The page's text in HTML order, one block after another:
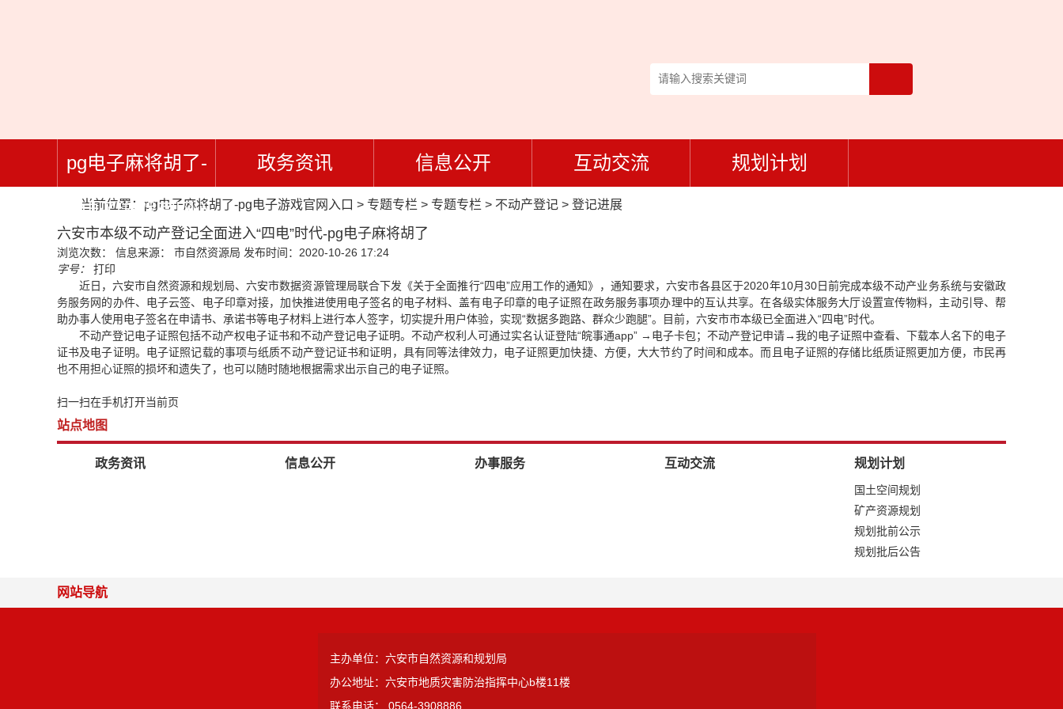
pg电子麻将胡了-
pg电子游戏官网入
口
政务资讯 信息公开 互动交流 规划计划
当前位置： pg电子麻将胡了-pg电子游戏官网入口 > 专题专栏 > 专题专栏 > 不动产登记 > 登记进展
六安市本级不动产登记全面进入“四电”时代-pg电子麻将胡了
浏览次数： 信息来源： 市自然资源局 发布时间：2020-10-26 17:24
字号：
打印
近日，六安市自然资源和规划局、六安市数据资源管理局联合下发 《关于全面推行“四电”应用工作的通知》
，通知要求，六安市各县区于2020年10月30日前完成本级不动产业务系统与安徽政
务服务网的办件、电子云签、电子印章对接，加快推进使用电子签名的电子材料、盖有电子印章的电子证照在政务服务事项办理中的互认共享。在各级实体服务大厅设置宣传物料，主动引导、帮
助办事人使用电子签名在申请书、承诺书等电子材料上进行本人签字，切实提升用户体验，实现“数据多跑路、群众少跑腿”。目前，六安市市本级已全面进入“四电”时代。
不动产登记电子证照包括不动产权电子证书和不动产登记电子证明。不动产权利人可通过实名认证登陆“皖事通app” →电子卡包；不动产登记申请→我的电子证照中查看、下载本人名下的电子
证书及电子证明。电子证照记载的事项与纸质不动产登记证书和证明，具有同等法律效力，电子证照更加快捷、方便，大大节约了时间和成本。而且电子证照的存储比纸质证照更加方便，市民再
也不用担心证照的损坏和遗失了，也可以随时随地根据需求出示自己的电子证照。
扫一扫在手机打开当前页
站点地图
政务资讯 信息公开 办事服务 互动交流 规划计划
国土空间规划
矿产资源规划
规划批前公示
规划批后公告
网站导航
主办单位：六安市自然资源和规划局
办公地址：六安市地质灾害防治指挥中心b楼11楼
联系电话： 0564-3908886